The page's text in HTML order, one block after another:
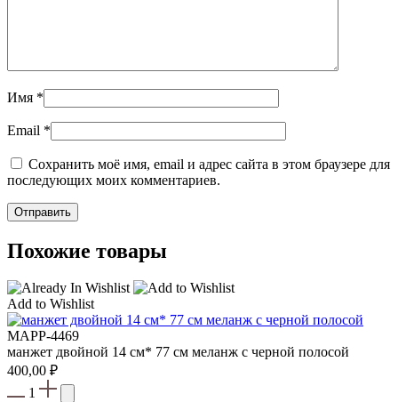
Имя *
Email *
Сохранить моё имя, email и адрес сайта в этом браузере для
последующих моих комментариев.
Похожие товары
Add to Wishlist
MAPP-4469
манжет двойной 14 см* 77 см меланж с черной полосой
400,00 ₽
1